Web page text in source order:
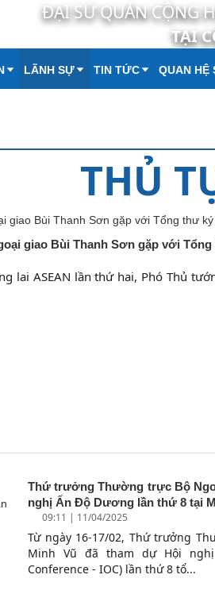
ĐẠI SỨ QUÁN CỘNG
TẠI
LÃNH SỰ TIN TỨC QUAN HỆ
THỦ
giao Bùi Thanh Sơn gặp với
lai ASEAN lần thứ hai, Phó Thủ
Thứ trưởng Thường trực Bộ
nghị Ấn Độ Dương lần thứ 8 tại
09:11 | 11/04/2025
Từ ngày 16-17/02, Thứ trưởng
Minh Vũ đã tham dự Hội
Conference - IOC) lần thứ 8 tổ...